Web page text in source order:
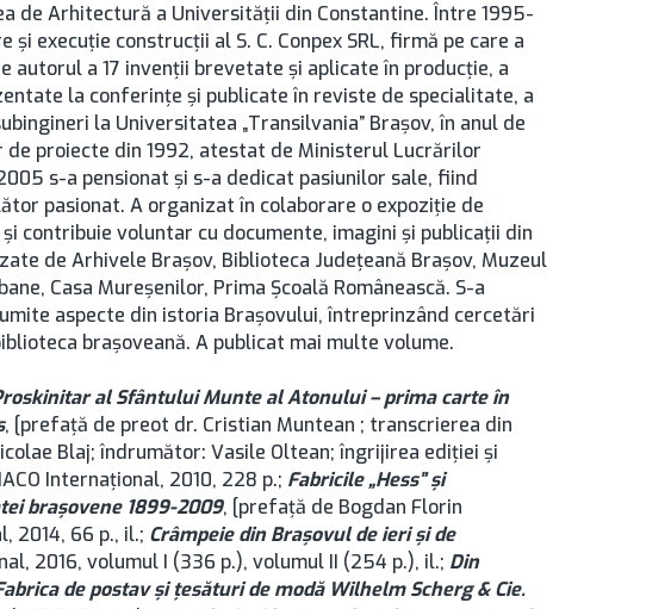
de Arhitectură a Universităţii din Constantine. Între 1995-
execuţie construcţii al S. C. Conpex SRL, firmă pe care a
autorul a 17 invenţii brevetate şi aplicate în producţie, a
la conferinţe şi publicate în reviste de specialitate, a
la Universitatea „Transilvania” Brașov, în anul de
proiecte din 1992, atestat de Ministerul Lucrărilor
s-a pensionat şi s-a dedicat pasiunilor sale, fiind
pasionat. A organizat în colaborare o expoziţie de
contribuie voluntar cu documente, imagini şi publicaţii din
de Arhivele Brașov, Biblioteca Județeană Brașov, Muzeul
Casa Mureşenilor, Prima Şcoală Românească. S-a
aspecte din istoria Braşovului, întreprinzând cercetări
braşoveană. A publicat mai multe volume.
al Sfântului Munte al Atonului – prima carte în
, [prefaţă de preot dr. Cristian Muntean ; transcrierea din
Blaj; îndrumător: Vasile Oltean; îngrijirea ediţiei şi
Internaţional, 2010, 228 p.; Fabricile „Hess” şi
braşovene 1899-2009, [prefaţă de Bogdan Florin
2014, 66 p., il.; Crâmpeie din Braşovul de ieri şi de
2016, volumul I (336 p.), volumul II (254 p.), il.; Din
de postav şi ţesături de modă Wilhelm Scherg & Cie.